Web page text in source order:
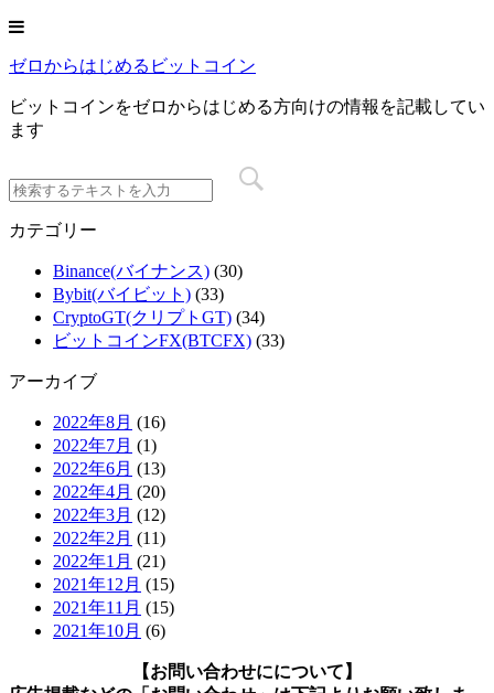
ゼロからはじめるビットコイン
ビットコインをゼロからはじめる方向けの情報を記載してい
ます
カテゴリー
Binance(バイナンス) (30)
Bybit(バイビット) (33)
CryptoGT(クリプトGT) (34)
ビットコインFX(BTCFX) (33)
アーカイブ
2022年8月 (16)
2022年7月 (1)
2022年6月 (13)
2022年4月 (20)
2022年3月 (12)
2022年2月 (11)
2022年1月 (21)
2021年12月 (15)
2021年11月 (15)
2021年10月 (6)
【お問い合わせにについて】